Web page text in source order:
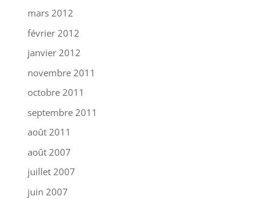
mars 2012
février 2012
janvier 2012
novembre 2011
octobre 2011
septembre 2011
août 2011
août 2007
juillet 2007
juin 2007